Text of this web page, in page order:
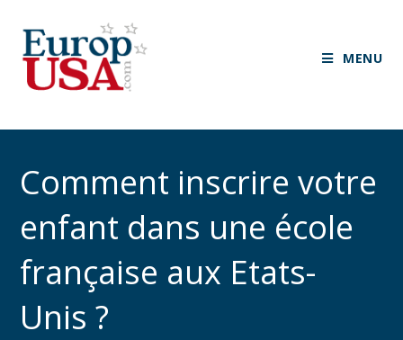
MENU
Comment inscrire votre
enfant dans une école
française aux Etats-
Unis ?